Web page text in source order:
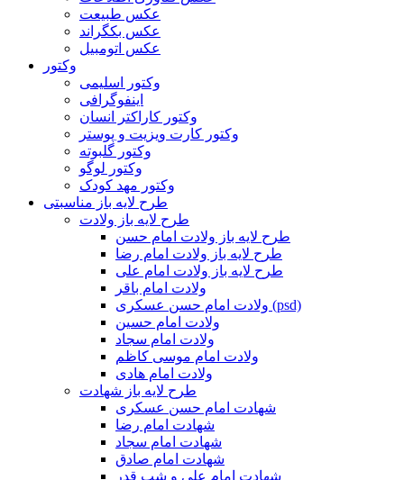
عکس طبیعت
عکس بکگراند
عکس اتومبیل
وکتور
وکتور اسلیمی
اینفوگرافی
وکتور کاراکتر انسان
وکتور کارت ویزیت و پوستر
وکتور گلبوته
وکتور لوگو
وکتور مهد کودک
طرح لایه باز مناسبتی
طرح لایه باز ولادت
طرح لایه باز ولادت امام حسن
طرح لایه باز ولادت امام رضا
طرح لایه باز ولادت امام علی
ولادت امام باقر
ولادت امام حسن عسکری (psd)
ولادت امام حسین
ولادت امام سجاد
ولادت امام موسی کاظم
ولادت امام هادی
طرح لایه باز شهادت
شهادت امام حسن عسکری
شهادت امام رضا
شهادت امام سجاد
شهادت امام صادق
شهادت امام علی و شب قدر